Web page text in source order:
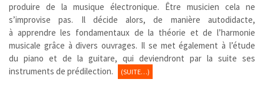
produire de la musique électronique. Être musicien cela ne
s’improvise pas. Il décide alors, de manière autodidacte,
à apprendre les fondamentaux de la théorie et de l’harmonie
musicale grâce à divers ouvrages. Il se met également à l’étude
du piano et de la guitare, qui deviendront par la suite ses
instruments de prédilection.
(SUITE…)